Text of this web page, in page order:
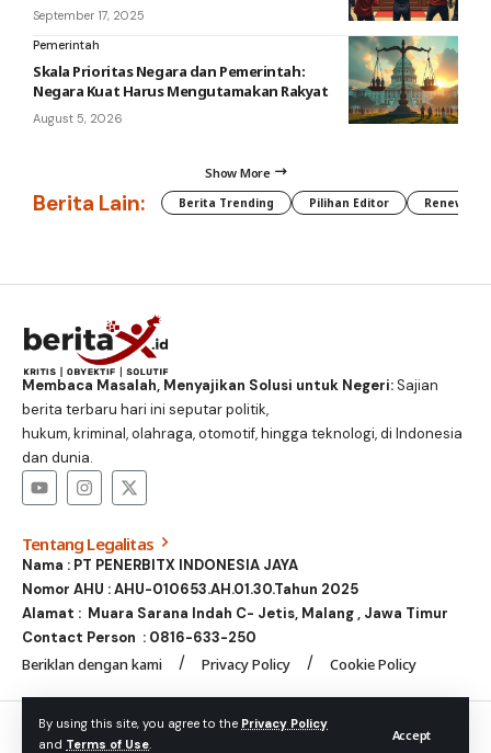
By using this site, you agree to the Privacy Policy
and Terms of Use.
Accept
September 17, 2025
Pemerintah
Skala Prioritas Negara dan Pemerintah:
Negara Kuat Harus Mengutamakan Rakyat
August 5, 2026
Show More
Berita Lain: Berita Trending Pilihan Editor
Membaca Masalah, Menyajikan Solusi untuk Negeri:Sajian
berita terbaru hari ini seputar politik,
hukum, kriminal, olahraga, otomotif, hingga teknologi, di Indonesia
dan dunia.
Tentang Legalitas
Nama : PT PENERBITX INDONESIA JAYA
Nomor AHU : AHU-010653.AH.01.30.Tahun 2025
Alamat : Muara Sarana Indah C- Jetis, Malang , Jawa Timur
Contact Person : 0816-633-250
Beriklan dengan kami Privacy Policy Cookie Policy
© Foxiz News Network. Ruby Design Company. All Rights